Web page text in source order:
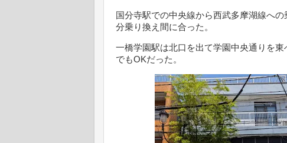
国分寺駅での中央線から西武多摩湖線へ
分乗り換え間に合った。
一橋学園駅は北口を出て学園中央通りを
でもOKだった。